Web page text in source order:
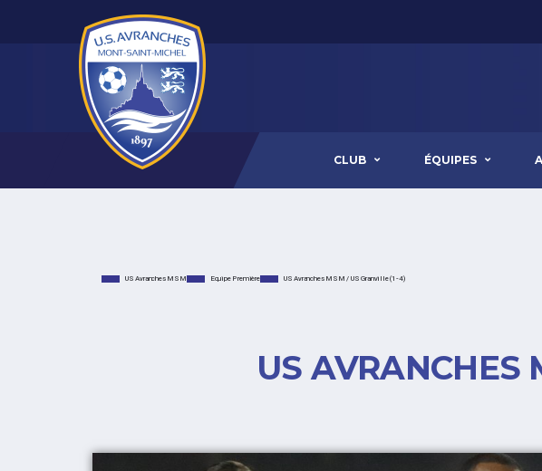
CLUB ÉQUIPES
US Avranches MSM Equipe Première US Avranches MSM / US Granville (1-4)
US AVRANCHES